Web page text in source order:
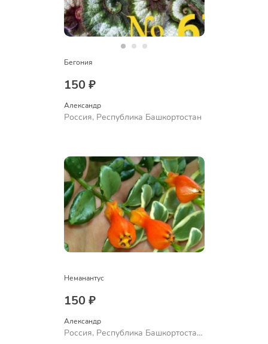
Бегония
150 ₽
Александр
Россия, Республика Башкортостан
Неманантус
150 ₽
Александр
Россия, Республика Башкортостан,